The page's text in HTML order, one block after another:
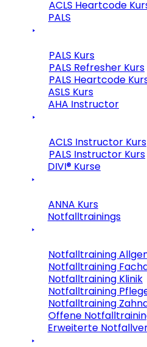
ACLS Heartcode
PALS
PALS Kurs
PALS Refresher Kurs
PALS Heartcode
ASLS Kurs
AHA Instructor
ACLS Instructor Kurs
PALS Instructor Kurs
DIVI® Kurse
ANNA Kurs
Notfalltrainings
Notfalltraining
Notfalltraining
Notfalltraining Klinik
Notfalltraining
Notfalltraining
Offene
Erweiterte